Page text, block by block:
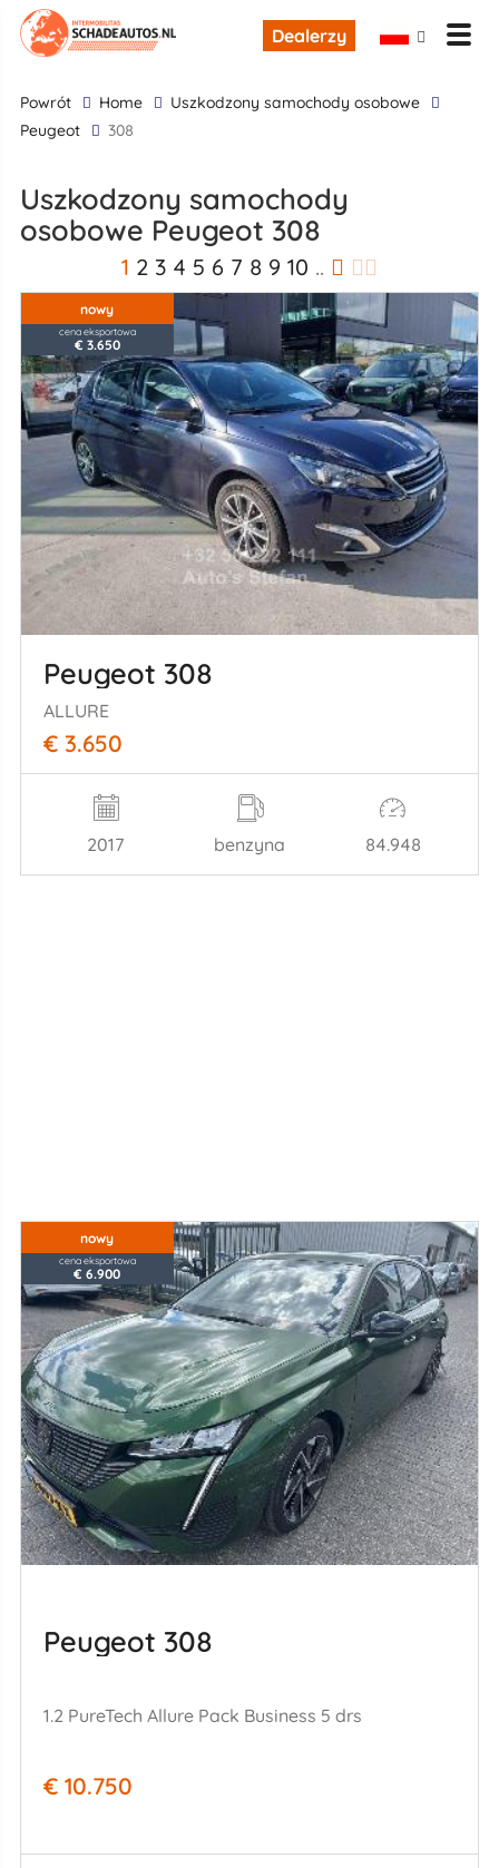
Dealerzy
powrót Home
uszkodzony samochody osobowe
Peugeot
308
uszkodzony samochody
osobowe Peugeot 308
1 2 3 4 5 6 7 8 9 10 ..
nowy
cena eksportowa
€ 3.650
Peugeot 308
ALLURE
€ 3.650
2017 benzyna 84.948
nowy
cena eksportowa
€ 6.900
Peugeot 308
1.2 PureTech Allure Pack Business 5 drs
€ 10.750